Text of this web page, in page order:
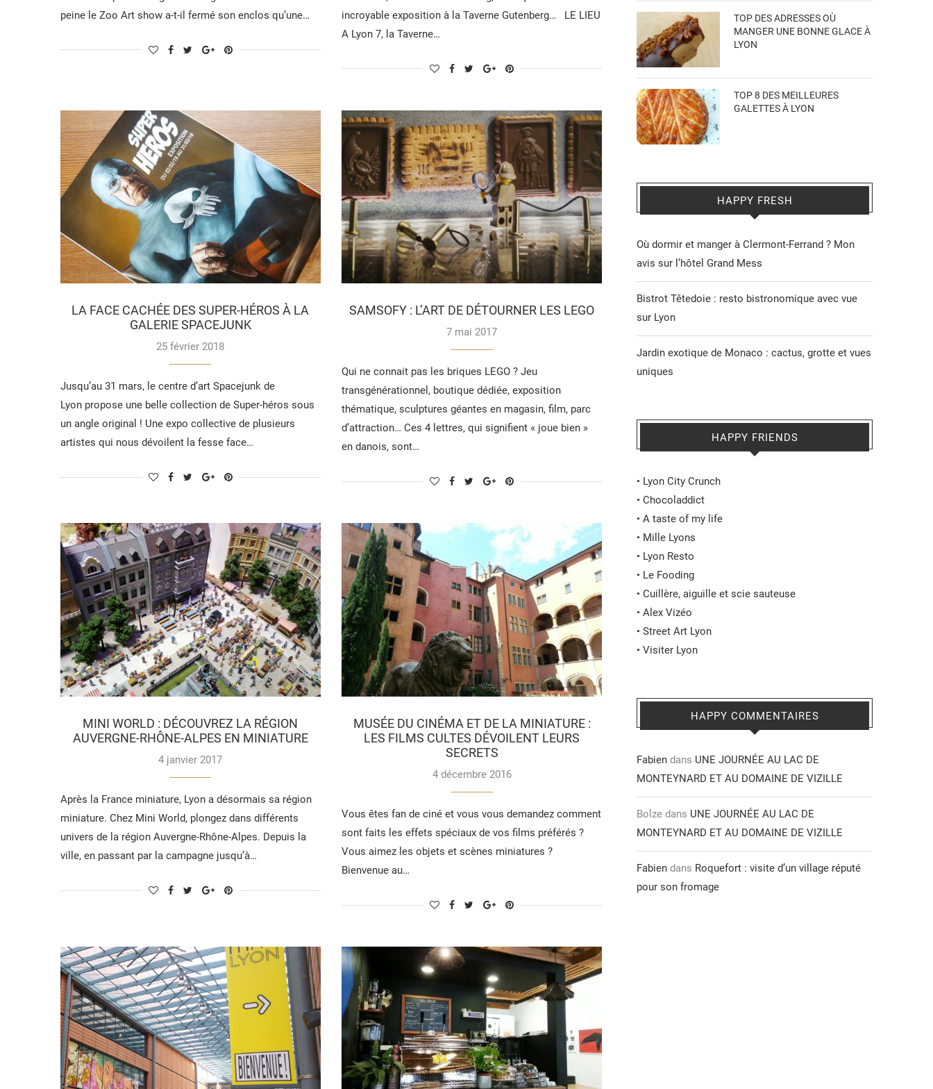
peine le Zoo Art show a-t-il fermé son enclos qu’une…
incroyable exposition à la Taverne Gutenberg… LE LIEU
A Lyon 7, la Taverne…
LA FACE CACHÉE DES SUPER-HÉROS À LA
GALERIE SPACEJUNK
25 février 2018
Jusqu’au 31 mars, le centre d’art Spacejunk de
Lyon propose une belle collection de Super-héros sous
un angle original ! Une expo collective de plusieurs
artistes qui nous dévoilent la fesse face…
SAMSOFY : L’ART DE DÉTOURNER LES LEGO
7 mai 2017
Qui ne connait pas les briques LEGO ? Jeu
transgénérationnel, boutique dédiée, exposition
thématique, sculptures géantes en magasin, film, parc
d’attraction… Ces 4 lettres, qui signifient « joue bien »
en danois, sont…
MINI WORLD : DÉCOUVREZ LA RÉGION
AUVERGNE-RHÔNE-ALPES EN MINIATURE
4 janvier 2017
Après la France miniature, Lyon a désormais sa région
miniature. Chez Mini World, plongez dans différents
univers de la région Auvergne-Rhône-Alpes. Depuis la
ville, en passant par la campagne jusqu’à…
MUSÉE DU CINÉMA ET DE LA MINIATURE :
LES FILMS CULTES DÉVOILENT LEURS
SECRETS
4 décembre 2016
Vous êtes fan de ciné et vous vous demandez comment
sont faits les effets spéciaux de vos films préférés ?
Vous aimez les objets et scènes miniatures ?
Bienvenue au…
TOP DES ADRESSES OÙ
MANGER UNE BONNE GLACE À
LYON
TOP 8 DES MEILLEURES
GALETTES À LYON
HAPPY FRESH
Où dormir et manger à Clermont-Ferrand ? Mon
avis sur l’hôtel Grand Mess
Bistrot Têtedoie : resto bistronomique avec vue
sur Lyon
Jardin exotique de Monaco : cactus, grotte et vues
uniques
HAPPY FRIENDS
• Lyon City Crunch
• Chocoladdict
• A taste of my life
• Mille Lyons
• Lyon Resto
• Le Fooding
• Cuillère, aiguille et scie sauteuse
• Alex Vizéo
• Street Art Lyon
• Visiter Lyon
HAPPY COMMENTAIRES
Fabien dans UNE JOURNÉE AU LAC DE
MONTEYNARD ET AU DOMAINE DE VIZILLE
Bolze dans UNE JOURNÉE AU LAC DE
MONTEYNARD ET AU DOMAINE DE VIZILLE
Fabien dans Roquefort : visite d’un village réputé
pour son fromage